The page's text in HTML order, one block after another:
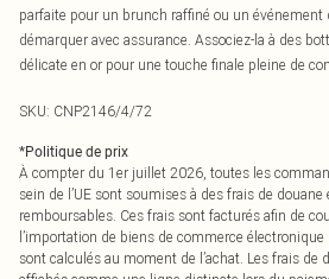
parfaite pour un brunch raffiné ou un événement
démarquer avec assurance. Associez-la à des
délicate en or pour une touche finale pleine de
SKU: CNP2146/4/72
*Politique de prix
À compter du 1er juillet 2026, toutes les
sein de l’UE sont soumises à des frais de douane
remboursables. Ces frais sont facturés afin de
l’importation de biens de commerce électronique
sont calculés au moment de l’achat. Les frais de